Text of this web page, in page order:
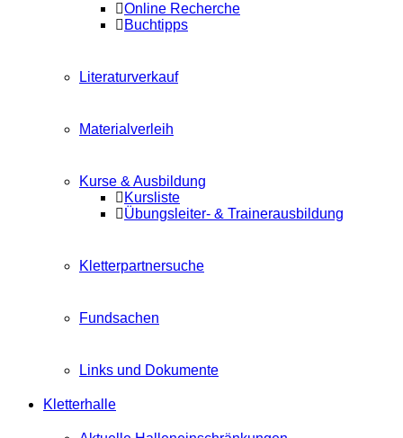
Online Recherche
Buchtipps
Literaturverkauf
Materialverleih
Kurse & Ausbildung
Kursliste
Übungsleiter- & Trainerausbildung
Kletterpartnersuche
Fundsachen
Links und Dokumente
Kletterhalle